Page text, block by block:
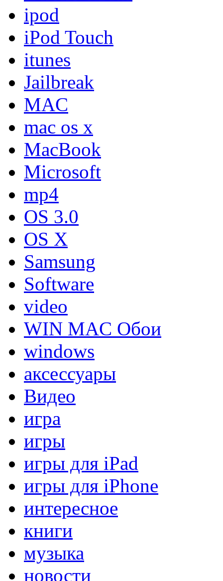
ipod
iPod Touch
itunes
Jailbreak
MAC
mac os x
MacBook
Microsoft
mp4
OS 3.0
OS X
Samsung
Software
video
WIN MAC Обои
windows
аксессуары
Видео
игра
игры
игры для iPad
игры для iPhone
интересное
книги
музыка
новости